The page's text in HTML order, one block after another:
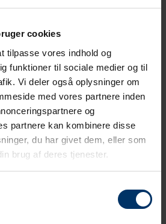
cookies
tilpasse vores indhold og
funktioner til sociale medier og til
Vi deler også oplysninger om
med vores partnere inden
og
partnere kan kombinere disse
du har givet dem, eller som
brug af deres tjenester.
2021